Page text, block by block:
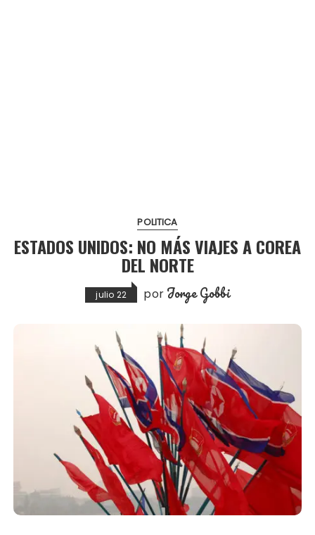
POLITICA
ESTADOS UNIDOS: NO MÁS VIAJES A COREA
DEL NORTE
julio 22 por Jorge Gobbi